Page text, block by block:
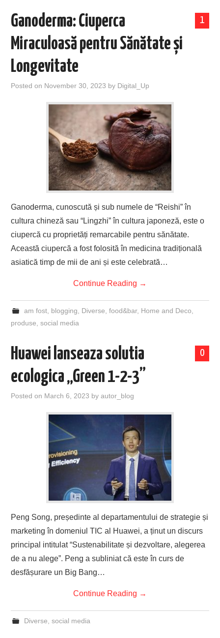
1
Ganoderma: Ciuperca
Miraculoasă pentru Sănătate și
Longevitate
Posted on November 30, 2023 by Digital_Up
Ganoderma, cunoscută și sub numele de “Reishi” în
cultura chineză sau “Lingzhi” în cultura japoneză, este o
ciupercă cu proprietăți remarcabile pentru sănătate.
Această ciupercă a fost folosită în medicina tradițională
asiatică timp de mii de ani și este celebrată…
Continue Reading →
am fost, blogging Diverse food&bar, Home and Deco
produse ,social media
0
Huawei lanseaza solutia
ecologica „Green 1-2-3”
Posted on March 6, 2023 byautor_blog
Peng Song, președinte al departamentului de strategie și
marketing în domeniul TIC al Huawei, a ținut un discurs
principal intitulat “Sustenabilitate și dezvoltare, alegerea
de a nu alege”. Peng a subliniat că este în curs de
desfășurare un Big Bang…
Continue Reading →
Diverse social media